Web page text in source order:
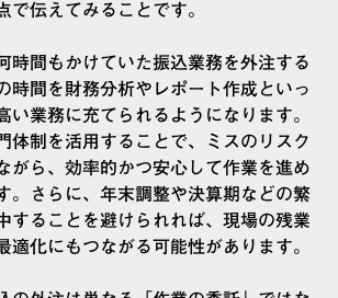
で伝えてみることです。
時間もかけていた振込業務を外注する
時間を財務分析やレポート作成といっ
い業務に充てられるようになります。
体制を活用することで、ミスのリスク
がら、効率的かつ安心して作業を進め
。さらに、年末調整や決算期などの繁
することを避けられれば、現場の残業
適化にもつながる可能性があります。